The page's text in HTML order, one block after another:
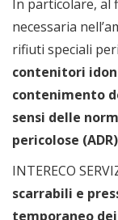
In particolare, al
necessaria
rifiuti speciali
contenitori
contenimento
sensi delle
pericolose
INTERECO
scarrabili e
temporaneo